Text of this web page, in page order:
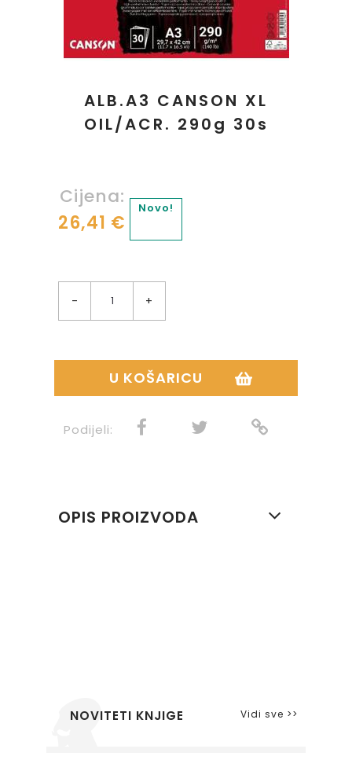
ALB.A3 CANSON XL
OIL/ACR. 290g 30s
Cijena:
26,41 €
Novo!
- +
U KOŠARICU
Podijeli:
OPIS PROIZVODA
NOVITETI KNJIGE Vidi sve >>